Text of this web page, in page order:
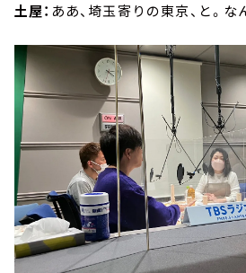
土屋： ああ、埼玉寄りの東京、と。な